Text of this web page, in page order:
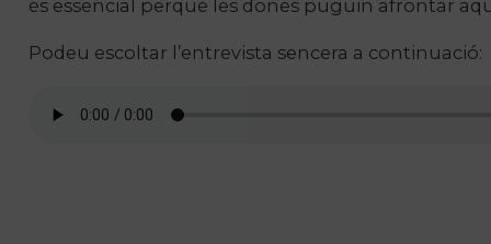
és essencial perquè les dones puguin afrontar
Podeu escoltar l’entrevista sencera a continuació: